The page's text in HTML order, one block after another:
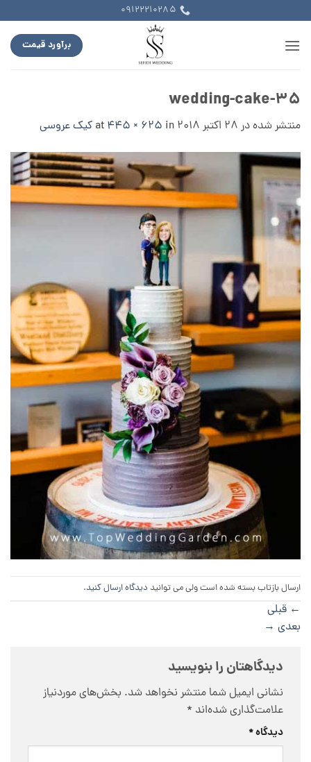
to
content
09122210285
برآورد قیمت
wedding-cake-35
منتشر شده در 28 اکتبر 2018 445 × 625 in کیک عروسی
ارسال بازتاب بسته شده است ولی می توانید دیدگاه ارسال کنید.
← قبلی
بعدی →
دیدگاهتان را بنویسید
نشانی ایمیل شما منتشر نخواهد شد. بخش‌های موردنیاز
علامت‌گذاری شده‌اند *
دیدگاه*